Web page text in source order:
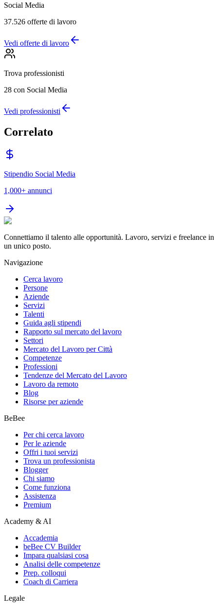
Social Media
37.526 offerte di lavoro
Vedi offerte di lavoro
Trova professionisti
28 con Social Media
Vedi professionisti
Correlato
Stipendio Social Media
1,000+ annunci
Connettiamo il talento alle opportunità. Lavoro, servizi e freelance in
un unico posto.
Navigazione
Cerca lavoro
Persone
Aziende
Servizi
Talenti
Guida agli stipendi
Rapporto sul mercato del lavoro
Settori
Mercato del Lavoro per Città
Competenze
Professioni
Tendenze del Mercato del Lavoro
Lavoro da remoto
Blog
Risorse per aziende
BeBee
Per chi cerca lavoro
Per le aziende
Offri i tuoi servizi
Trova un professionista
Blogger
Chi siamo
Come funziona
Assistenza
Premium
Academy & AI
Accademia
beBee CV Builder
Impara qualsiasi cosa
Analisi delle competenze
Prep. colloqui
Coach di Carriera
Legale